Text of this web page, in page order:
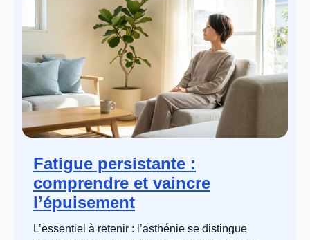
Fatigue persistante :
comprendre et vaincre
l’épuisement
L’essentiel à retenir : l’asthénie se distingue